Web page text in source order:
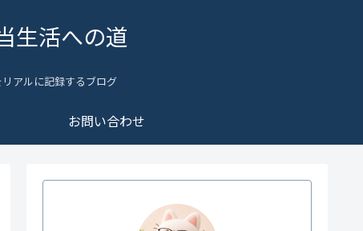
生活への道
アルに記録するブログ
お問い合わせ